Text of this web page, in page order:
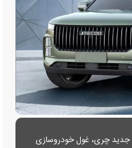
جدید چری، غول خودروسازی